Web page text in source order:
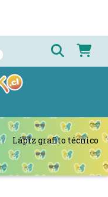
Lápiz grafito técnico